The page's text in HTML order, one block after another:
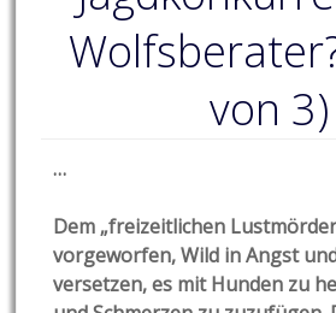
von 3)
…
Dem „freizeitlichen
vorgeworfen, Wild in Angst
versetzen, es mit Hunden zu